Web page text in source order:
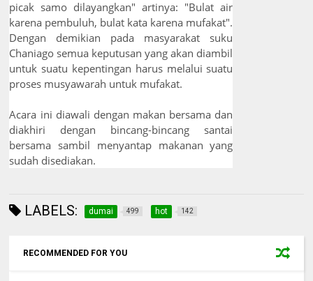
picak samo dilayangkan" artinya: "Bulat air
karena pembuluh, bulat kata karena mufakat".
Dengan demikian pada masyarakat suku
Chaniago semua keputusan yang akan diambil
untuk suatu kepentingan harus melalui suatu
proses musyawarah untuk mufakat.
Acara ini diawali dengan makan bersama dan
diakhiri dengan bincang-bincang santai
bersama sambil menyantap makanan yang
sudah disediakan.
LABELS: dumai 499 hot 142
RECOMMENDED FOR YOU